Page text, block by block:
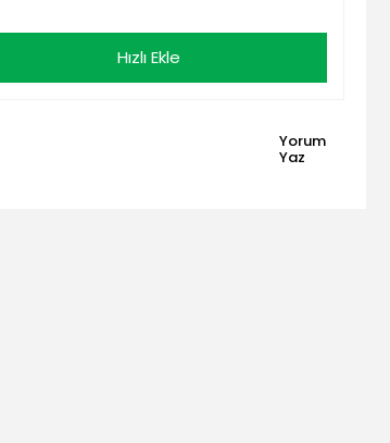
Hızlı Ekle
Yorum
Yaz